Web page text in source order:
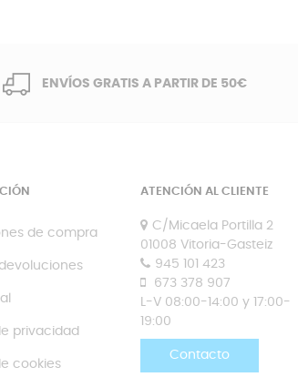
ENVÍOS GRATIS A PARTIR DE 50€
de compra
privacidad
cookies
ATENCIÓN AL CLIENTE
C/Micaela Portilla 2
01008 Vitoria-Gasteiz
945 101 423
673 378 907
L-V 08:00-14:00 y 17:00-
19:00
Contacto